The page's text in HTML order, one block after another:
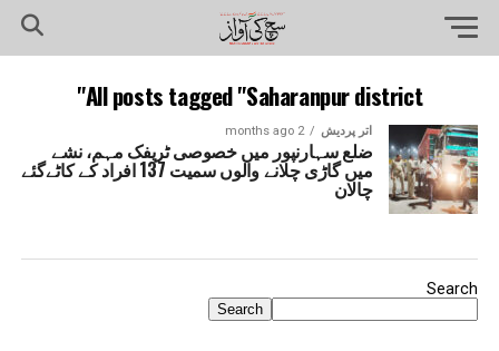
All posts tagged "Saharanpur district"
اتر پردیش 2 months ago
ضلع سہارنپور میں خصوصی ٹریفک مہم، نشے
میں گاڑی چلانے والوں سمیت 137 افراد کے کاٹےگئے
چالان
Search
Search